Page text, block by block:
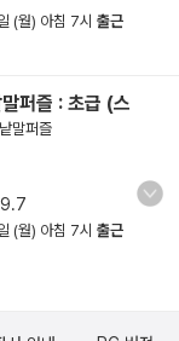
(월) 아침 7시 출근
퍼즐 : 초급 (스
말퍼즐
9.7
(월) 아침 7시 출근